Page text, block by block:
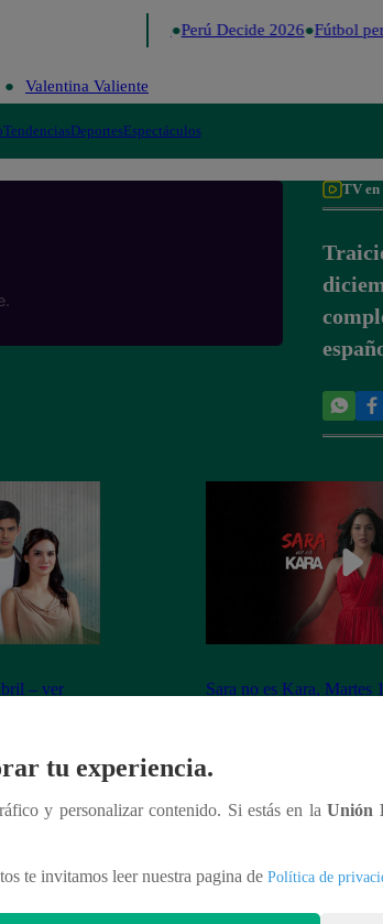
Perú Decide 2026 Fútbol
Valentina Valiente
TendenciasDeportesEspectáculos
TV
– ver
Sara no es Kara, Martes
tu experiencia.
y personalizar contenido. Si estás en laUnión
te invitamos leer nuestra pagina de Política de